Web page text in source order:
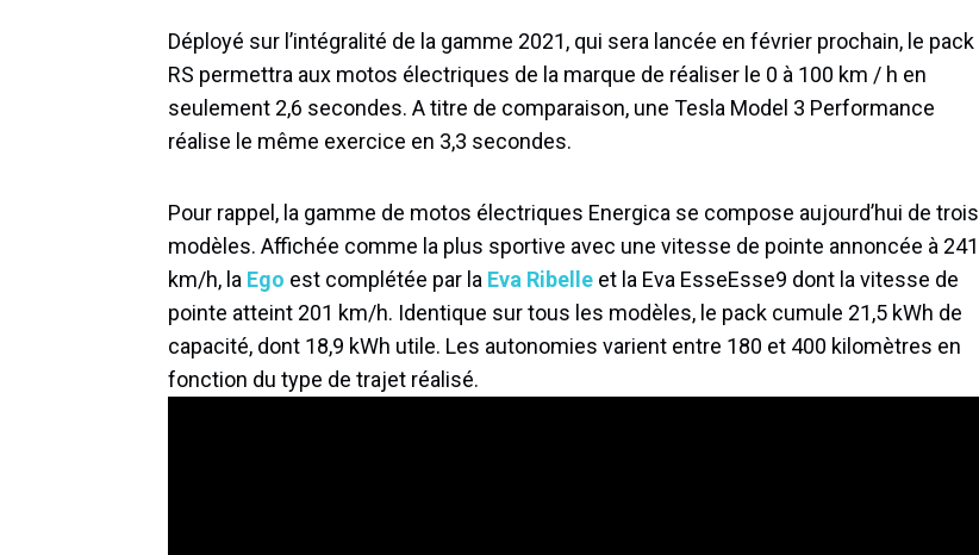
Déployé sur l’intégralité de la gamme 2021, qui sera lancée en février prochain, le pack
RS permettra aux motos électriques de la marque de réaliser le 0 à 100 km / h en
seulement 2,6 secondes. A titre de comparaison, une Tesla Model 3 Performance
réalise le même exercice en 3,3 secondes.
Pour rappel, la gamme de motos électriques Energica se compose aujourd’hui de trois
modèles. Affichée comme la plus sportive avec une vitesse de pointe annoncée à 241
km/h, la Ego est complétée par la Eva Ribelle et la Eva EsseEsse9 dont la vitesse de
pointe atteint 201 km/h. Identique sur tous les modèles, le pack cumule 21,5 kWh de
capacité, dont 18,9 kWh utile. Les autonomies varient entre 180 et 400 kilomètres en
fonction du type de trajet réalisé.